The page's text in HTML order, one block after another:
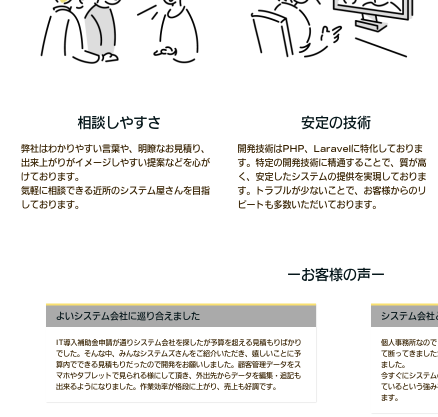
相談しやすさ
弊社はわかりやすい言葉や、明瞭なお見積り、
出来上がりがイメージしやすい提案などを心が
けております。
気軽に相談できる近所のシステム屋さんを目指
しております。
安定の技術
開発技術はPHP、Laravelに特化しておりま
す。特定の開発技術に精通することで、質が高
く、安定したシステムの提供を実現しておりま
す。トラブルが少ないことで、お客様からのリ
ピートも多数いただいております。
ーお客様の声ー
よいシステム会社に巡り合えました
IT導入補助金申請が通りシステム会社を探したが予算を超える見積もりばかり
でした。そんな中、みんなシステムズさんをご紹介いただき、嬉しいことに予
算内でできる見積もりだったので開発をお願いしました。顧客管理データをス
マホやタブレットで見られる様にして頂き、外出先からデータを編集・追記も
出来るようになりました。作業効率が格段に上がり、売上も好調です。
システム会社
個人事務所なの
て断ってきまし
ました。
今すぐにシステ
ているという強
ます。